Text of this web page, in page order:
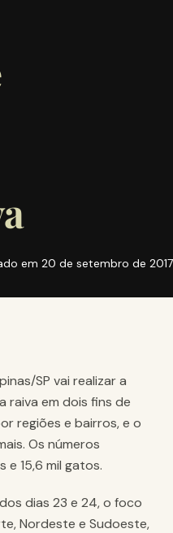
em 20 de setembro de 2017
SP vai realizar a
raiva em dois fins de
regiões e bairros, e o
Os números
e 15,6 mil gatos.
dias 23 e 24, o foco
Nordeste e Sudoeste,